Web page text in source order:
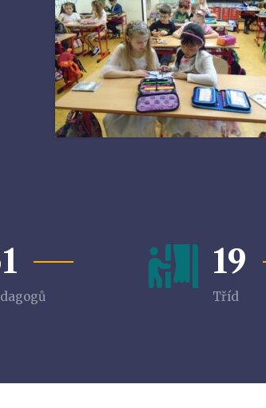
19
Tříd